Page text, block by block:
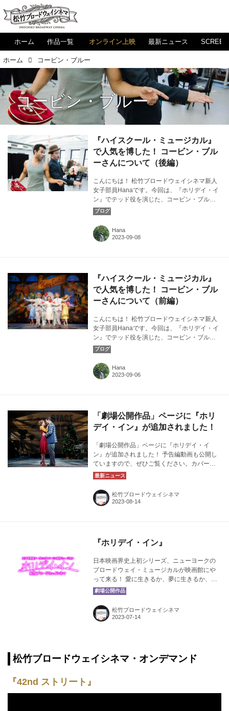
ホーム 作品一覧 オンライン上映 最新ニュース
ホーム コービン・ブルー
コービン・ブルー
『ハイスクール・ミュージカル』
で人気を博した！ コービン・ブル
ーさんについて（後編）
こんにちは！ 松竹ブロードウェイシネマ新人
女子部員Hanaです。今回は、『ホリデイ・イ
ン』でテッド役を演じた、コービン・ブルー
さんについてお話しします。カバー画像：
Hana
『ハイスクール・ミュージカル』
で人気を博した！ コービン・ブル
ーさんについて（前編）
こんにちは！ 松竹ブロードウェイシネマ新人
女子部員Hanaです。今回は、『ホリデイ・イ
ン』でテッド役を演じた、コービン・ブルー
さんについてお話しします。カバー画像：
『ホリデイ・イン』より ©️Joan Marcus
Hana
「劇場公開作品」ページに『ホリ
デイ・イン』が追加されました！
「劇場公開作品」ページに『ホリデイ・イ
ン』が追加されました！ 予告編動画も公開し
ていますので、ぜひご覧ください。カバー画
像：『ホリデイ・イン』より ©Joan Marcus
松竹ブロードウェイシネマ
『ホリデイ・イン』
日本映画界史上初シリーズ、ニューヨークの
ブロードウェイ・ミュージカルが映画館にや
って来る！ 愛に生きるか、夢に生きるか、こ
の物語で決めて下さい。 ストーリー 努力は絶
対に裏切らない、サクセス&ラブ・ストーリ
ー！ 夢をとるか、愛する人を選ぶか、ジム、
リンダ、テッドの恋の行方はいかに!? 舞台俳
な農場の元オーナーの娘であるリンダと出会
松竹ブロードウェイシネマ
松竹ブロードウェイシネマ・オンデマンド
『42nd ストリート』